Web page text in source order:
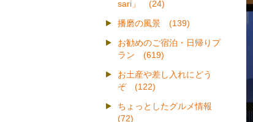
sari」 (24)
播磨の風景 (139)
お勧めのご宿泊・日帰りプ
ラン (619)
お土産や差し入れにどう
ぞ (122)
ちょっとしたグルメ情報
(72)